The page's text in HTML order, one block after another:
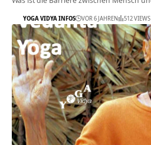
YOGA VIDYA INFOS VOR 6 JAHREN 512 VIEWS